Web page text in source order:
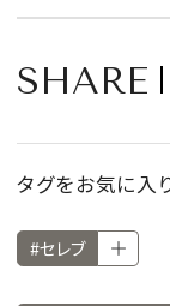
SHARE
タグをお気に入
#セレブ